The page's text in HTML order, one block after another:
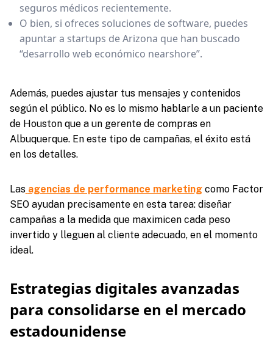
seguros médicos recientemente.
O bien, si ofreces soluciones de software, puedes
apuntar a startups de Arizona que han buscado
“desarrollo web económico nearshore”.
Además, puedes ajustar tus mensajes y contenidos
según el público. No es lo mismo hablarle a un paciente
de Houston que a un gerente de compras en
Albuquerque. En este tipo de campañas, el éxito está
en los detalles.
Las agencias de performance marketingcomo Factor
SEO ayudan precisamente en esta tarea: diseñar
campañas a la medida que maximicen cada peso
invertido y lleguen al cliente adecuado, en el momento
ideal.
Estrategias digitales avanzadas
para consolidarse en el mercado
estadounidense